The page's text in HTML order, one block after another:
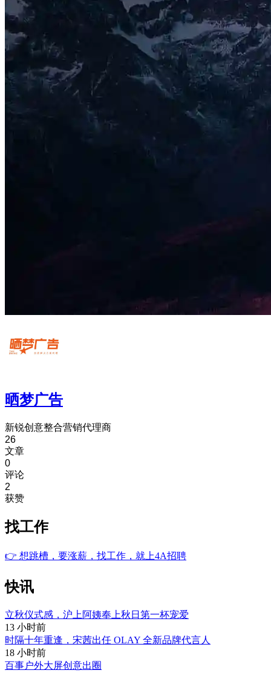
晒梦广告
新锐创意整合营销代理商
26
文章
0
评论
2
获赞
找工作
👉 想跳槽，要涨薪，找工作，就上4A招聘
快讯
立秋仪式感，沪上阿姨奉上秋日第一杯宠爱
13 小时前
时隔十年重逢，宋茜出任 OLAY 全新品牌代言人
18 小时前
百事户外大屏创意出圈